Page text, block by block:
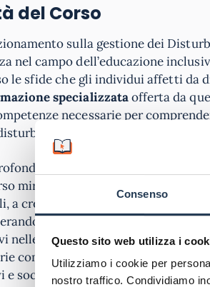
Consenso
Questo sito web utilizza i
Utilizziamo i cookie per
nostro traffico. Condividiamo
del Corso
sulla gestione dei
nel campo dell’educazione
le sfide che gli individui affetti da
specializzataofferta da
necessarie per
delle conoscenze
mira a
a creare ambienti inclusivi e a
l’importanza sempre
nelle scuole, il corso si configura
competenze e di contribuire in
sociali. Ricordiamo che il Corso